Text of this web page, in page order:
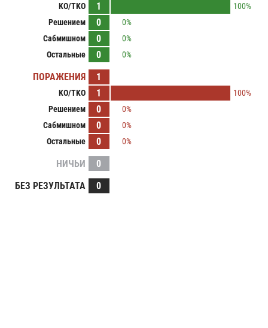
KO/TKO 1
100%
Решением
0
0%
Сабмишном
0
0%
Остальные
0 0%
ПОРАЖЕНИЯ 1
KO/TKO 1
100%
Решением
0
0%
Сабмишном
0
0%
Остальные
0 0%
НИЧЬИ
0
БЕЗ РЕЗУЛЬТАТА
0